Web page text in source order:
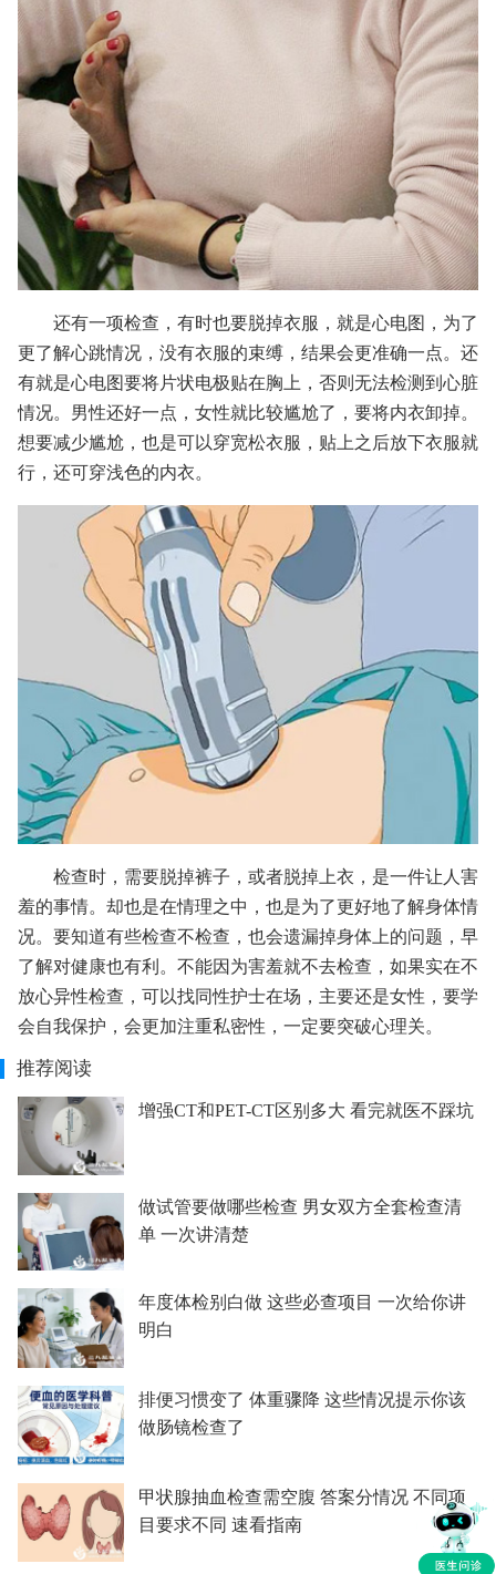
还有一项检查，有时也要脱掉衣服，就是心电图，为了
更了解心跳情况，没有衣服的束缚，结果会更准确一点。还
有就是心电图要将片状电极贴在胸上，否则无法检测到心脏
情况。男性还好一点，女性就比较尴尬了，要将内衣卸掉。
想要减少尴尬，也是可以穿宽松衣服，贴上之后放下衣服就
行，还可穿浅色的内衣。
检查时，需要脱掉裤子，或者脱掉上衣，是一件让人害
羞的事情。却也是在情理之中，也是为了更好地了解身体情
况。要知道有些检查不检查，也会遗漏掉身体上的问题，早
了解对健康也有利。不能因为害羞就不去检查，如果实在不
放心异性检查，可以找同性护士在场，主要还是女性，要学
会自我保护，会更加注重私密性，一定要突破心理关。
推荐阅读
增强CT和PET-CT区别多大 看完就医不踩坑
做试管要做哪些检查 男女双方全套检查清
单 一次讲清楚
年度体检别白做 这些必查项目 一次给你讲
明白
排便习惯变了 体重骤降 这些情况提示你该
做肠镜检查了
甲状腺抽血检查需空腹 答案分情况 不同项
目要求不同 速看指南